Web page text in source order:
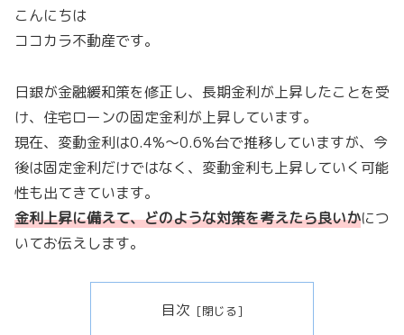
こんにちは
ココカラ不動産です。
日銀が金融緩和策を修正し、長期金利が上昇したことを受
け、住宅ローンの固定金利が上昇しています。
現在、変動金利は0.4%〜0.6%台で推移していますが、今
後は固定金利だけではなく、変動金利も上昇していく可能
性も出てきています。
金利上昇に備えて、どのような対策を考えたら良いかにつ
いてお伝えします。
目次